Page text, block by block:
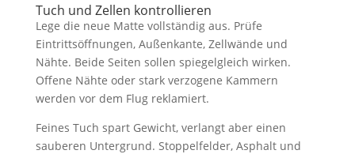
Tuch und Zellen kontrollieren
Lege die neue Matte vollständig aus. Prüfe
Eintrittsöffnungen, Außenkante, Zellwände und
Nähte. Beide Seiten sollen spiegelgleich wirken.
Offene Nähte oder stark verzogene Kammern
werden vor dem Flug reklamiert.
Feines Tuch spart Gewicht, verlangt aber einen
sauberen Untergrund. Stoppelfelder, Asphalt und